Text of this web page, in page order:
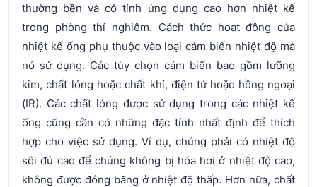
thường bền và có tính ứng dụng cao hơn nhiệt kế
trong phòng thí nghiệm. Cách thức hoạt động của
nhiệt kế ống phụ thuộc vào loại cảm biến nhiệt độ mà
nó sử dụng. Các tùy chọn cảm biến bao gồm lưỡng
kim, chất lỏng hoặc chất khí, điện tử hoặc hồng ngoại
(IR). Các chất lỏng được sử dụng trong các nhiệt kế
ống cũng cần có những đặc tính nhất định để thích
hợp cho việc sử dụng. Ví dụ, chúng phải có nhiệt độ
sôi đủ cao để chúng không bị hóa hơi ở nhiệt độ cao,
không được đóng băng ở nhiệt độ thấp. Hơn nữa, chất